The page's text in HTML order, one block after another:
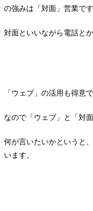
の強みは「対面」営業です
対面といいながら電話と
「ウェブ」の活用も得意で
なので「ウェブ」と「対
何が言いたいかというと
います。